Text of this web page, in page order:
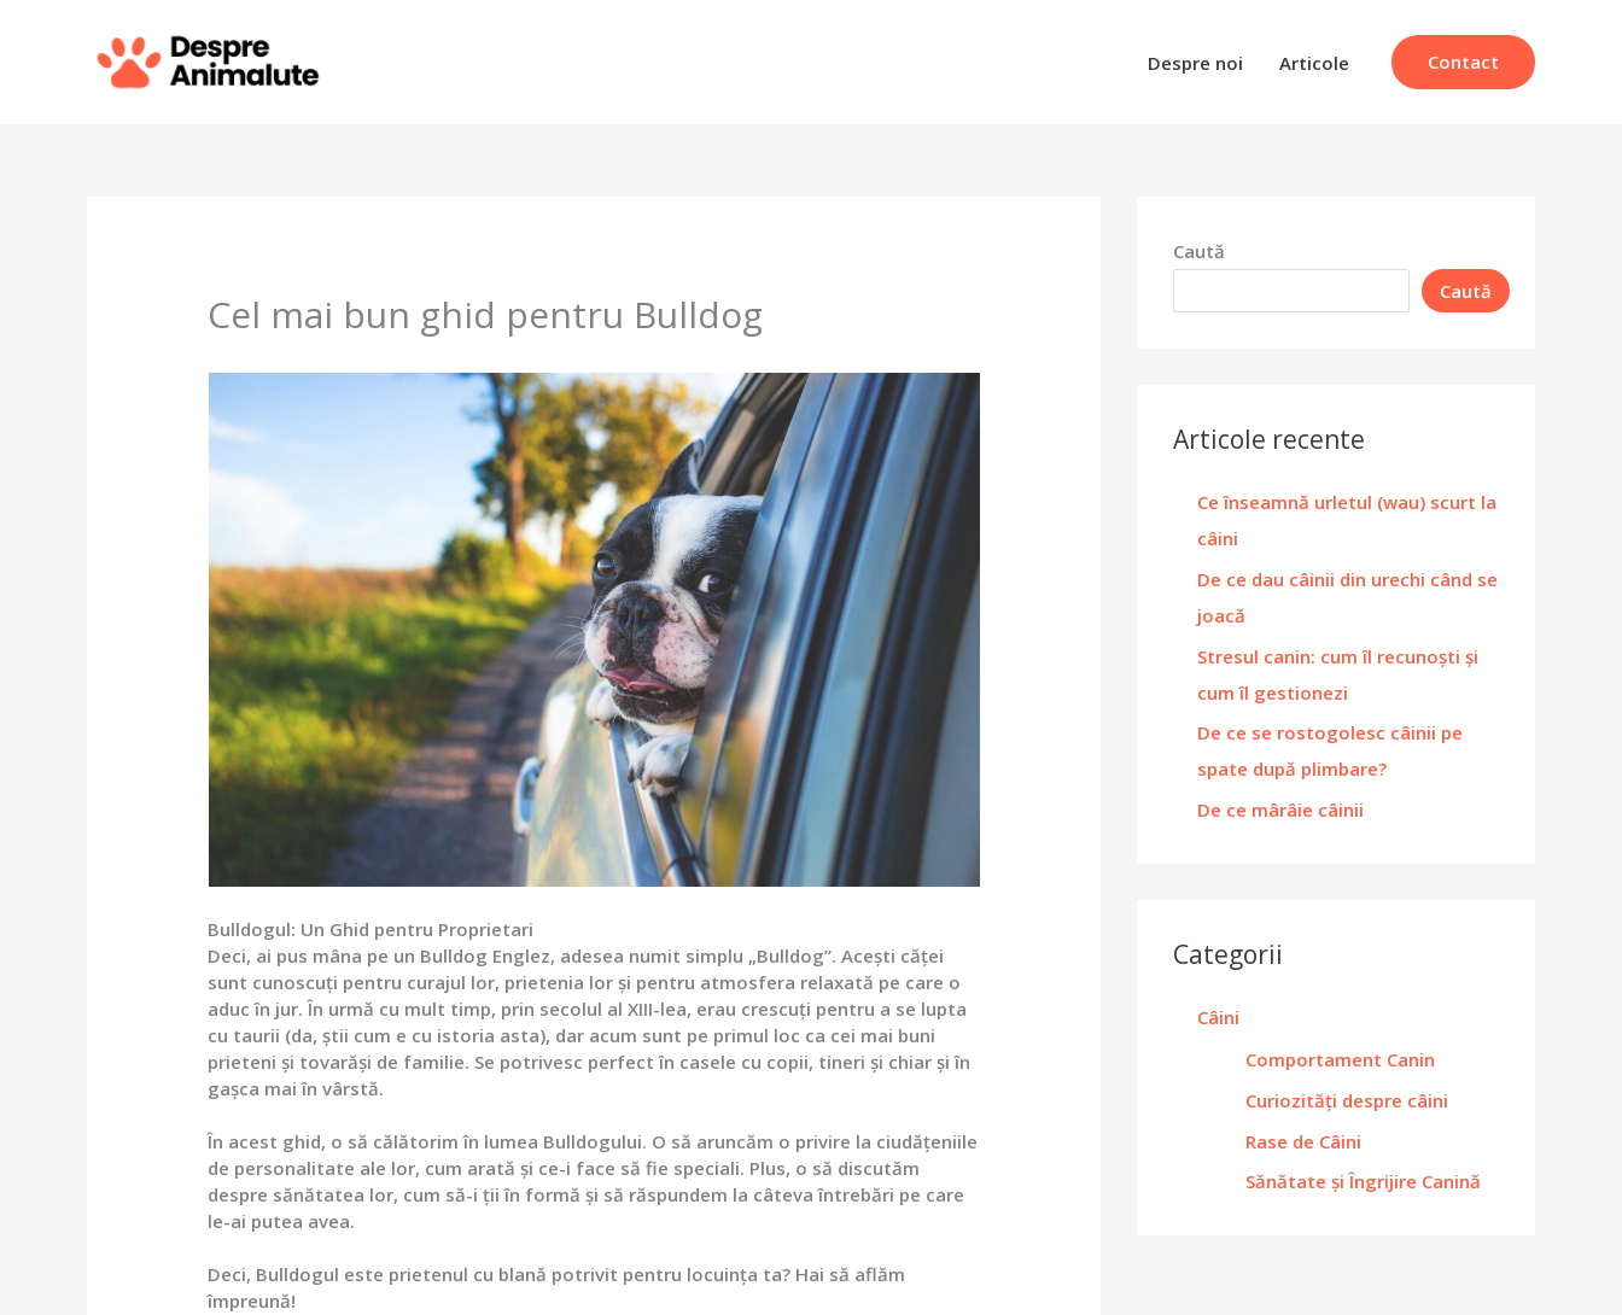
Despre noi Articole Contact
Cel mai bun ghid pentru Bulldog
Bulldogul: Un Ghid pentru Proprietari
Deci, ai pus mâna pe un Bulldog Englez, adesea numit simplu „Bulldog”. Acești căței
sunt cunoscuți pentru curajul lor, prietenia lor și pentru atmosfera relaxată pe care o
aduc în jur. În urmă cu mult timp, prin secolul al XIII-lea, erau crescuți pentru a se lupta
cu taurii (da, știi cum e cu istoria asta), dar acum sunt pe primul loc ca cei mai buni
prieteni și tovarăși de familie. Se potrivesc perfect în casele cu copii, tineri și chiar și în
gașca mai în vârstă.
În acest ghid, o să călătorim în lumea Bulldogului. O să aruncăm o privire la ciudățeniile
de personalitate ale lor, cum arată și ce-i face să fie speciali. Plus, o să discutăm
despre sănătatea lor, cum să-i ții în formă și să răspundem la câteva întrebări pe care
le-ai putea avea.
Deci, Bulldogul este prietenul cu blană potrivit pentru locuința ta? Hai să aflăm
împreună!
Caută
Caută
Articole recente
Ce înseamnă urletul (wau) scurt la
câini
De ce dau câinii din urechi când se
joacă
Stresul canin: cum îl recunoști și
cum îl gestionezi
De ce se rostogolesc câinii pe
spate după plimbare?
De ce mârâie câinii
Categorii
Câini
Comportament Canin
Curiozități despre câini
Rase de Câini
Sănătate și Îngrijire Canină